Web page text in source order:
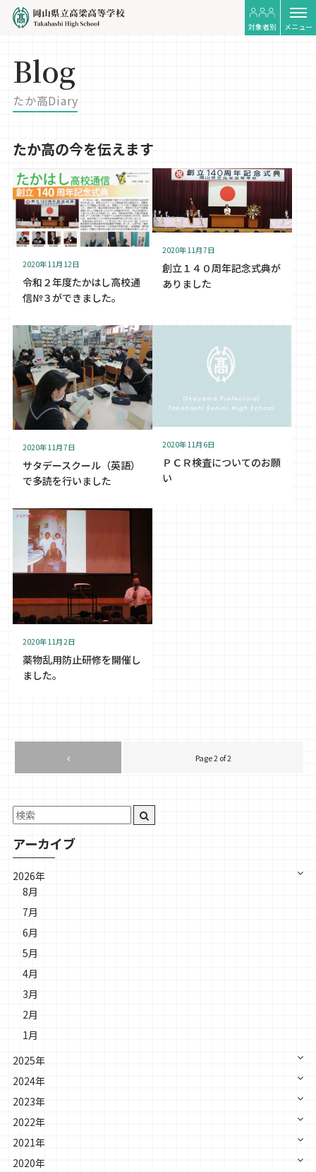
対象者別 メニュー
Blog
たか高Diary
たか高の今を伝えます
2020年11月12日
令和２年度たかはし高校通
信№３ができました。
2020年11月7日
創立１４０周年記念式典が
ありました
2020年11月7日
サタデースクール（英語）
で多読を行いました
2020年11月6日
ＰＣＲ検査についてのお願
い
2020年11月2日
薬物乱用防止研修を開催し
ました。
Page 2 of 2
アーカイブ
2026年
8月
7月
6月
5月
4月
3月
2月
1月
2025年
2024年
2023年
2022年
2021年
2020年